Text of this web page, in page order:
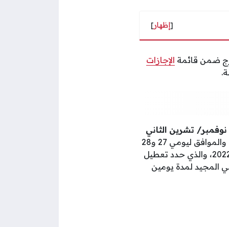
[إظهار]
ضمن قائمة الإجازات
تشرين الثاني
، والموافق ليومي 27 و28
وذلك بموجب المرسوم السلطاني ذو رقم 88 لسنة 2022، والذي حدد تعطيل
المجيد لمدة يومين